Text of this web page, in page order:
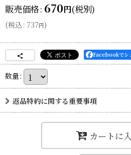
販売価格: 670円(税別)
(税込: 737円)
Facebookでシ
数量:
返品特約に関する重要事項
カートに